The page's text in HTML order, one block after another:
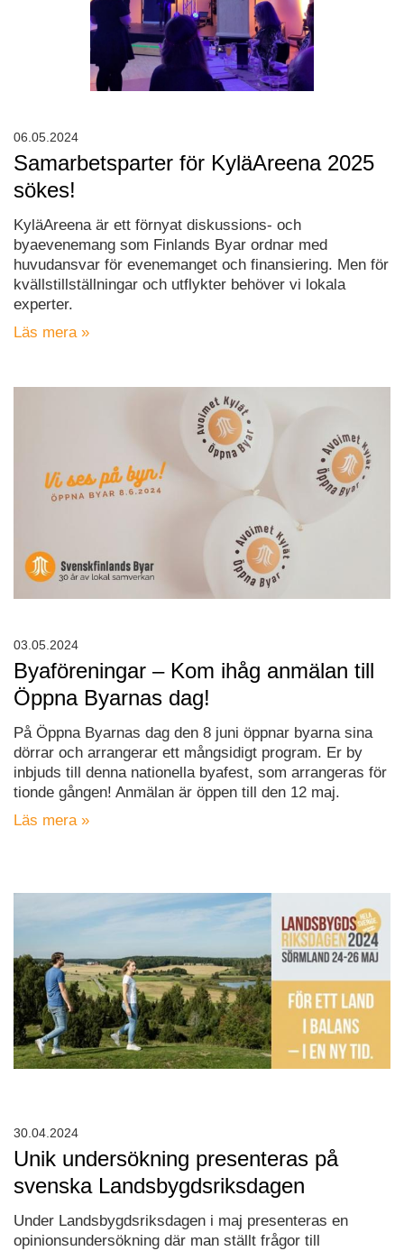
Samarbetsparter för KyläAreena 2025
sökes!
KyläAreena är ett förnyat diskussions- och
byaevenemang som Finlands Byar ordnar med
huvudansvar för evenemanget och finansiering. Men för
kvällstillställningar och utflykter behöver vi lokala
experter.
Läs mera »
06.05.2024
Byaföreningar – Kom ihåg anmälan till
Öppna Byarnas dag!
På Öppna Byarnas dag den 8 juni öppnar byarna sina
dörrar och arrangerar ett mångsidigt program. Er by
inbjuds till denna nationella byafest, som arrangeras för
tionde gången! Anmälan är öppen till den 12 maj.
Läs mera »
03.05.2024
Unik undersökning presenteras på
svenska Landsbygdsriksdagen
Under Landsbygdsriksdagen i maj presenteras en
opinionsundersökning där man ställt frågor till
30.04.2024